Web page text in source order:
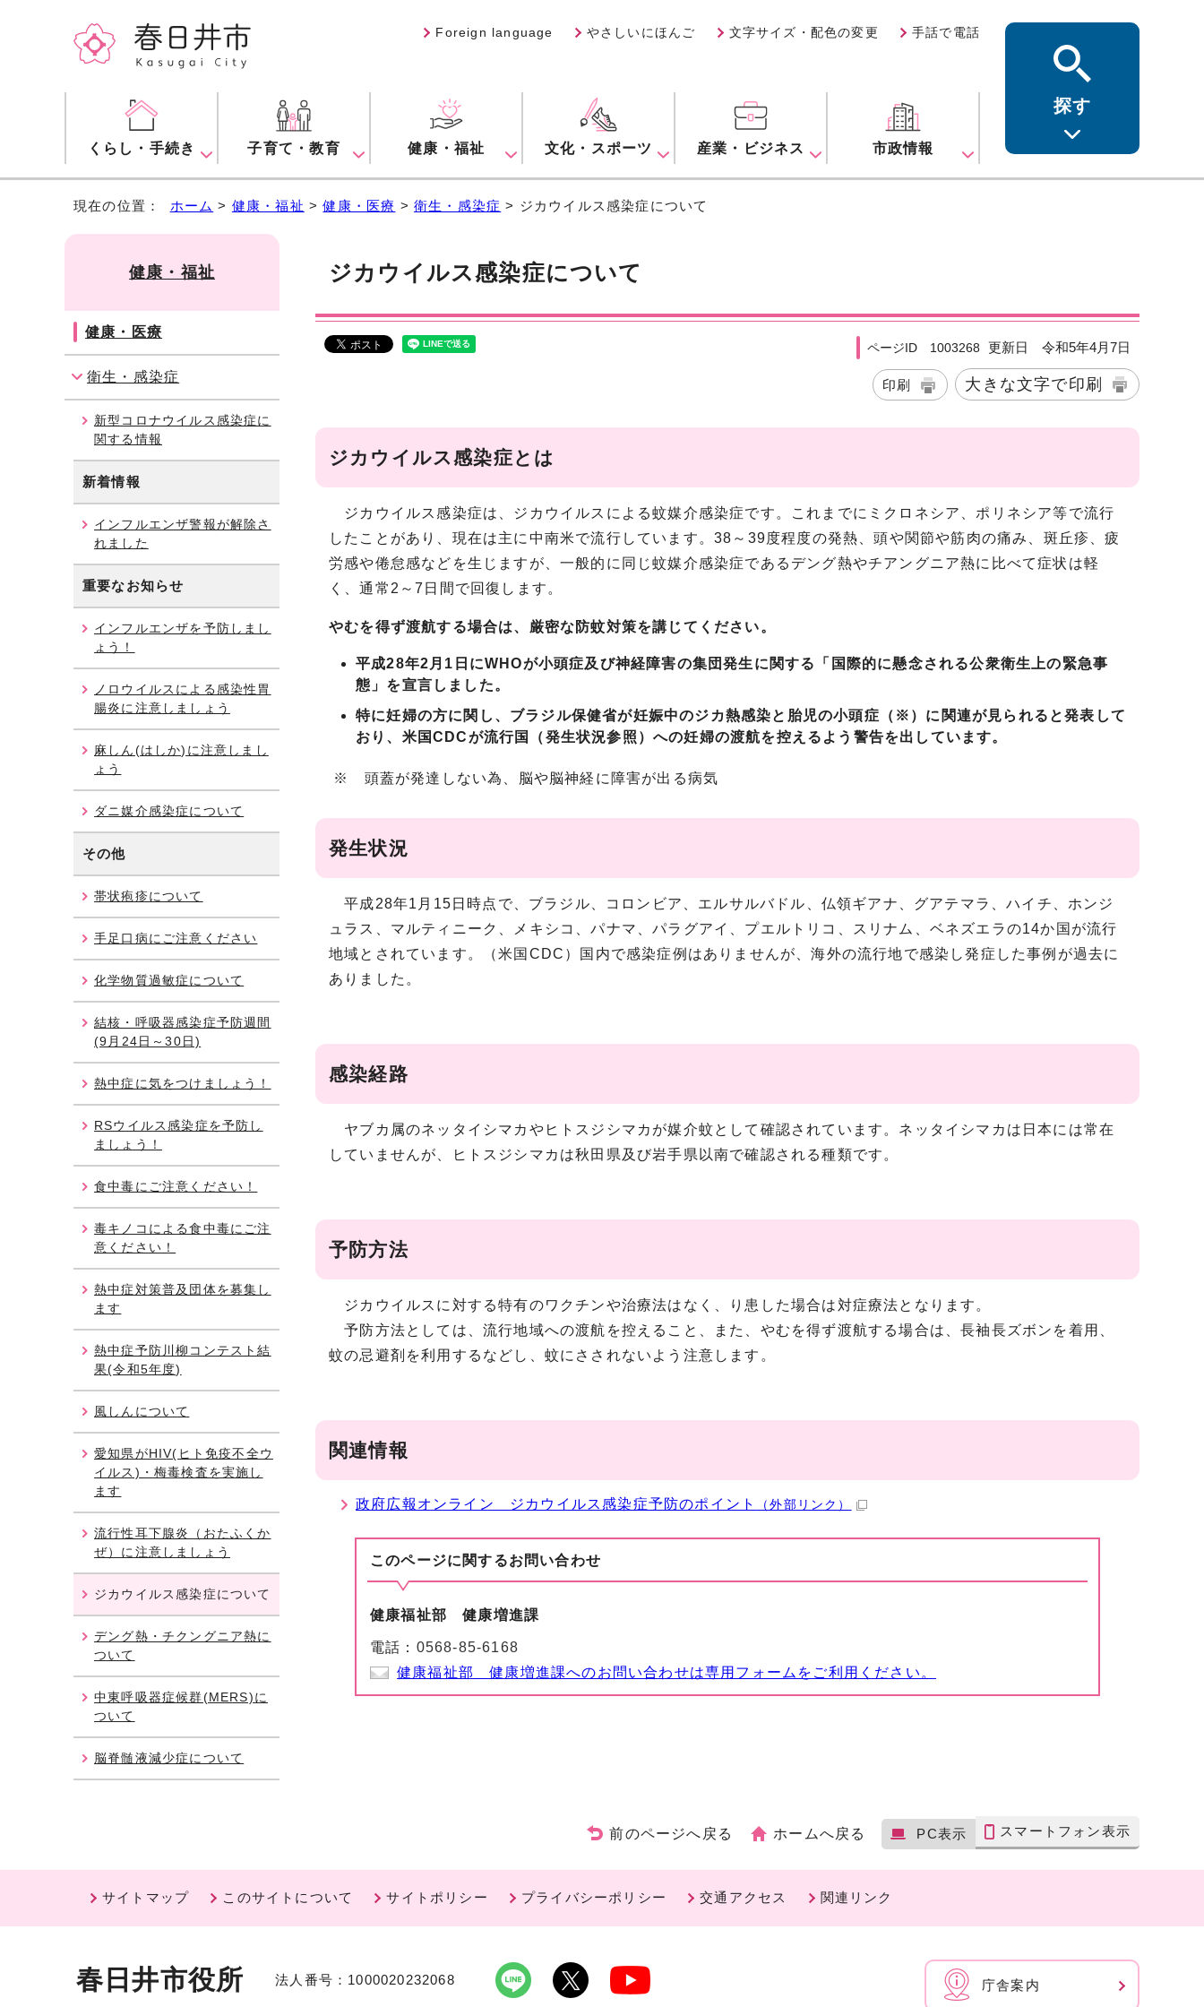
Foreign language やさしいにほんご 文字サイズ・配色の変更 手話で電話
くらし・手続き 子育て・教育 健康・福祉 文化・スポーツ 産業・ビジネス 市政情報
探す
現在の位置： ホーム > 健康・福祉 >健康・医療 >衛生・感染症 > ジカウイルス感染症について
ジカウイルス感染症について
ページID 1003268 更新日 令和5年4月7日
印刷 大きな文字で印刷
ジカウイルス感染症とは
ジカウイルス感染症は、ジカウイルスによる蚊媒介感染症です。これまでにミクロネシア、ポリネシア等で流行
したことがあり、現在は主に中南米で流行しています。38～39度程度の発熱、頭や関節や筋肉の痛み、斑丘疹、疲
労感や倦怠感などを生じますが、一般的に同じ蚊媒介感染症であるデング熱やチアングニア熱に比べて症状は軽
く、通常2～7日間で回復します。
やむを得ず渡航する場合は、厳密な防蚊対策を講じてください。
平成28年2月1日にWHOが小頭症及び神経障害の集団発生に関する「国際的に懸念される公衆衛生上の緊急事
態」を宣言しました。
特に妊婦の方に関し、ブラジル保健省が妊娠中のジカ熱感染と胎児の小頭症（※）に関連が見られると発表して
おり、米国CDCが流行国（発生状況参照）への妊婦の渡航を控えるよう警告を出しています。
※ 頭蓋が発達しない為、脳や脳神経に障害が出る病気
発生状況
平成28年1月15日時点で、ブラジル、コロンビア、エルサルバドル、仏領ギアナ、グアテマラ、ハイチ、ホンジ
ュラス、マルティニーク、メキシコ、パナマ、パラグアイ、プエルトリコ、スリナム、ベネズエラの14か国が流行
地域とされています。（米国CDC）国内で感染症例はありませんが、海外の流行地で感染し発症した事例が過去に
ありました。
感染経路
ヤブカ属のネッタイシマカやヒトスジシマカが媒介蚊として確認されています。ネッタイシマカは日本には常在
していませんが、ヒトスジシマカは秋田県及び岩手県以南で確認される種類です。
予防方法
ジカウイルスに対する特有のワクチンや治療法はなく、り患した場合は対症療法となります。
予防方法としては、流行地域への渡航を控えること、また、やむを得ず渡航する場合は、長袖長ズボンを着用、
蚊の忌避剤を利用するなどし、蚊にさされないよう注意します。
関連情報
政府広報オンライン ジカウイルス感染症予防のポイント （外部リンク）
このページに関するお問い合わせ
健康福祉部 健康増進課
電話： 0568-85-6168
健康福祉部 健康増進課へのお問い合わせは専用フォームをご利用ください。
健康・福祉
健康・医療
衛生・感染症
新型コロナウイルス感染症に
関する情報
新着情報
インフルエンザ警報が解除さ
れました
重要なお知らせ
インフルエンザを予防しまし
ょう！
ノロウイルスによる感染性胃
腸炎に注意しましょう
麻しん(はしか)に注意しまし
ょう
ダニ媒介感染症について
その他
帯状疱疹について
手足口病にご注意ください
化学物質過敏症について
結核・呼吸器感染症予防週間
(9月24日～30日)
熱中症に気をつけましょう！
RSウイルス感染症を予防し
ましょう！
食中毒にご注意ください！
毒キノコによる食中毒にご注
意ください！
熱中症対策普及団体を募集し
ます
熱中症予防川柳コンテスト結
果(令和5年度)
風しんについて
愛知県がHIV(ヒト免疫不全ウ
イルス)・梅毒検査を実施し
ます
流行性耳下腺炎（おたふくか
ぜ）に注意しましょう
ジカウイルス感染症について
デング熱・チクングニア熱に
ついて
中東呼吸器症候群(MERS)に
ついて
脳脊髄液減少症について
前のページへ戻る ホームへ戻る PC表示 スマートフォン表示
サイトマップ このサイトについて サイトポリシー プライバシーポリシー 交通アクセス 関連リンク
春日井市役所 法人番号：1000020232068 庁舎案内